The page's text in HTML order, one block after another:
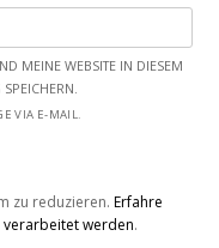
MEINE WEBSITE IN DIESEM
VIA E-MAIL.
zu reduzieren.Erfahre
werden.